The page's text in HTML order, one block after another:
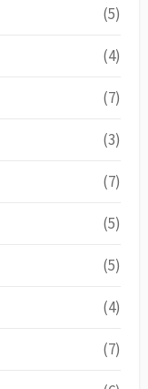
(5)
(4)
(7)
(3)
(7)
(5)
(5)
(4)
(7)